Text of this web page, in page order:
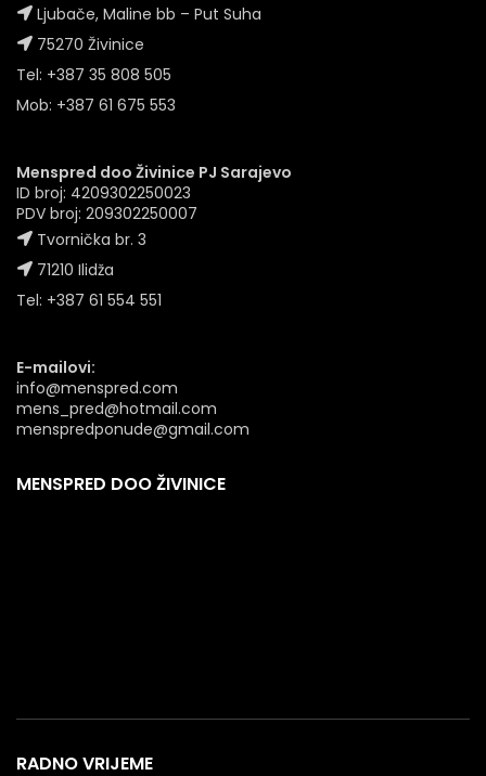
Ljubače, Maline bb – Put Suha
75270 Živinice
Tel: +387 35 808 505
Mob: +387 61 675 553
Menspred doo Živinice PJ Sarajevo
ID broj: 4209302250023
PDV broj: 209302250007
Tvornička br. 3
71210 Ilidža
Tel: +387 61 554 551
E-mailovi:
info@menspred.com
mens_pred@hotmail.com
menspredponude@gmail.com
MENSPRED DOO ŽIVINICE
RADNO VRIJEME